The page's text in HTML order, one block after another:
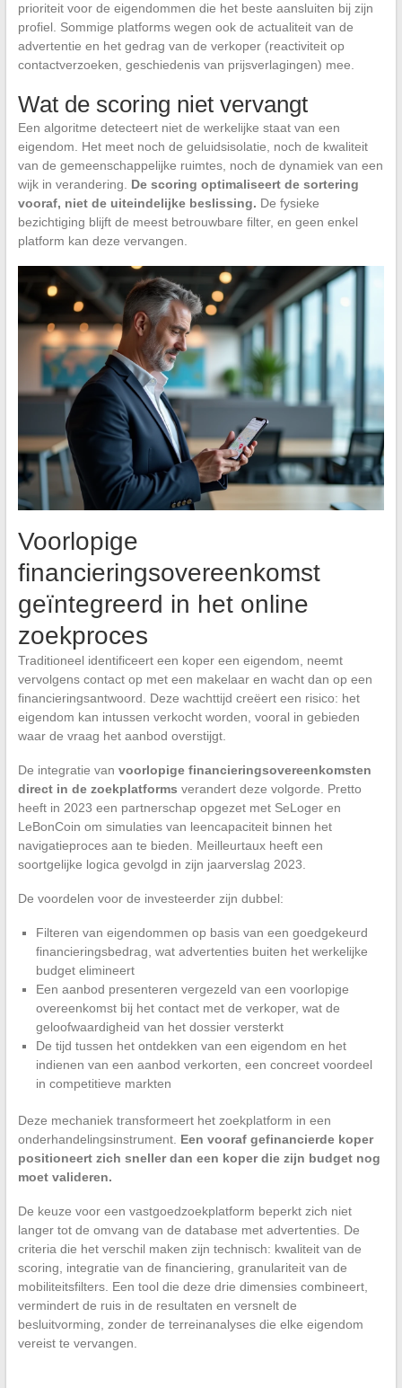
prioriteit voor de eigendommen die het beste aansluiten bij zijn
profiel. Sommige platforms wegen ook de actualiteit van de
advertentie en het gedrag van de verkoper (reactiviteit op
contactverzoeken, geschiedenis van prijsverlagingen) mee.
Wat de scoring niet vervangt
Een algoritme detecteert niet de werkelijke staat van een
eigendom. Het meet noch de geluidsisolatie, noch de kwaliteit
van de gemeenschappelijke ruimtes, noch de dynamiek van een
wijk in verandering. De scoring optimaliseert de sortering
vooraf, niet de uiteindelijke beslissing. De fysieke
bezichtiging blijft de meest betrouwbare filter, en geen enkel
platform kan deze vervangen.
Voorlopige
financieringsovereenkomst
geïntegreerd in het online
zoekproces
Traditioneel identificeert een koper een eigendom, neemt
vervolgens contact op met een makelaar en wacht dan op een
financieringsantwoord. Deze wachttijd creëert een risico: het
eigendom kan intussen verkocht worden, vooral in gebieden
waar de vraag het aanbod overstijgt.
De integratie van voorlopige financieringsovereenkomsten
direct in de zoekplatforms verandert deze volgorde. Pretto
heeft in 2023 een partnerschap opgezet met SeLoger en
LeBonCoin om simulaties van leencapaciteit binnen het
navigatieproces aan te bieden. Meilleurtaux heeft een
soortgelijke logica gevolgd in zijn jaarverslag 2023.
De voordelen voor de investeerder zijn dubbel:
Filteren van eigendommen op basis van een goedgekeurd
financieringsbedrag, wat advertenties buiten het werkelijke
budget elimineert
Een aanbod presenteren vergezeld van een voorlopige
overeenkomst bij het contact met de verkoper, wat de
geloofwaardigheid van het dossier versterkt
De tijd tussen het ontdekken van een eigendom en het
indienen van een aanbod verkorten, een concreet voordeel
in competitieve markten
Deze mechaniek transformeert het zoekplatform in een
onderhandelingsinstrument. Een vooraf gefinancierde koper
positioneert zich sneller dan een koper die zijn budget nog
moet valideren.
De keuze voor een vastgoedzoekplatform beperkt zich niet
langer tot de omvang van de database met advertenties. De
criteria die het verschil maken zijn technisch: kwaliteit van de
scoring, integratie van de financiering, granulariteit van de
mobiliteitsfilters. Een tool die deze drie dimensies combineert,
vermindert de ruis in de resultaten en versnelt de
besluitvorming, zonder de terreinanalyses die elke eigendom
vereist te vervangen.